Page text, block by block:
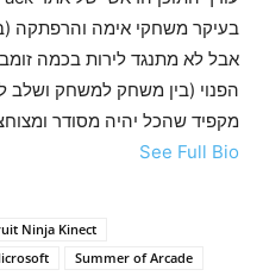
בעיקר משחקי אימה והרפתקה
אבל לא מתנגד לירות בכמה
הפנוי (בין משחק למשחק ושלב
מקפיד שהכל יהיה מסודר
See Full Bio
Ninja Kinect
Summer of Arcade